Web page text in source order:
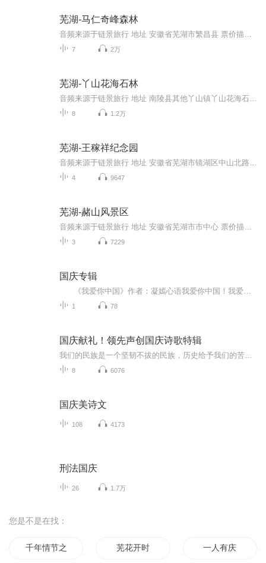
芜湖-马仁奇峰森林
7 2万
芜湖-丫山花海石林
8 1.2万
芜湖-王稼祥纪念园
4 9647
芜湖-赭山风景区
3 7229
国庆专辑
1 78
国庆献礼！领先声创国庆诗歌特辑
8 6076
国庆美诗文
108 4173
刑法国庆
26 1.7万
您是不是在找：
千年情节之三生三世 芜花开时 一人有庆